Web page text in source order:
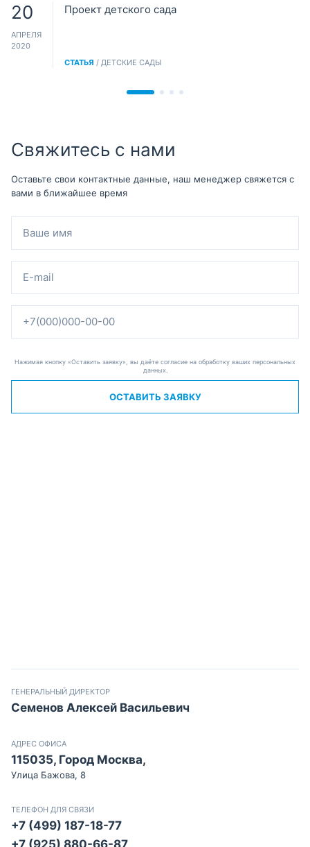
20
АПРЕЛЯ
2020
Проект детского сада
СТАТЬЯ / ДЕТСКИЕ САДЫ
Свяжитесь с нами
Оставьте свои контактные данные, наш менеджер свяжется с
вами в ближайшее время
Нажимая кнопку «Оставить заявку», вы даёте согласие на обработку ваших персональных
данных.
ОСТАВИТЬ ЗАЯВКУ
ГЕНЕРАЛЬНЫЙ ДИРЕКТОР
Семенов Алексей Васильевич
АДРЕС ОФИСА
115035, Город Москва,
Улица Бажова, 8
ТЕЛЕФОН ДЛЯ СВЯЗИ
+7 (499) 187-18-77
+7 (925) 880-66-87